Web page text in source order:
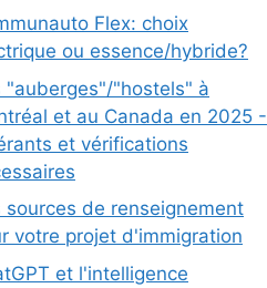
Flex: choix
ou essence/hybride?
"auberges"/"hostels" à
et au Canada en 2025 -
et vérifications
sources de renseignement
votre projet d'immigration
et l'intelligence